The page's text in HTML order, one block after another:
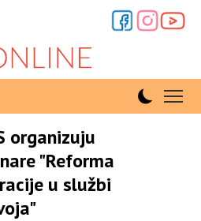
organizuju
"Reforma
u službi